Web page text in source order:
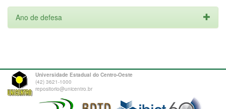
Ano de defesa
Universidade Estadual do Centro-Oeste
(42) 3621-1000
repositorio@unicentro.br